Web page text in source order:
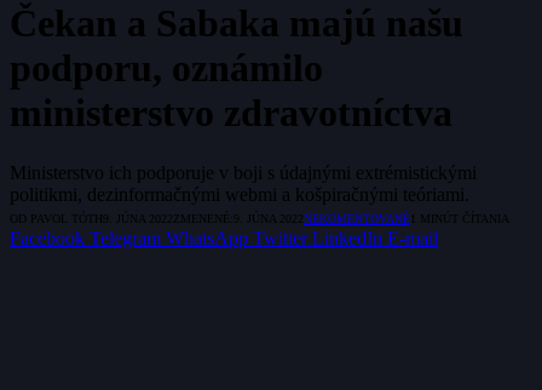
Čekan a Sabaka majú našu
podporu, oznámilo
ministerstvo zdravotníctva
Ministerstvo ich podporuje v boji s údajnými extrémistickými
politikmi, dezinformačnými webmi a košpiračnými teóriami.
OD PAVOL TÓTH 9. JÚNA 2022 ZMENENÉ: 9. JÚNA 2022 NEKOMENTOVANÉ1 MINÚT ČÍTANIA
Facebook Telegram WhatsApp Twitter LinkedIn E-mail